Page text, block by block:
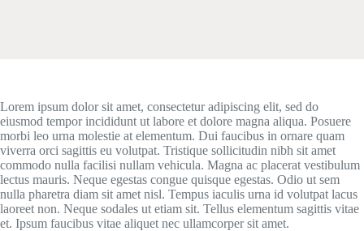
Lorem ipsum dolor sit amet, consectetur adipiscing elit, sed do
eiusmod tempor incididunt ut labore et dolore magna aliqua. Posuere
morbi leo urna molestie at elementum. Dui faucibus in ornare quam
viverra orci sagittis eu volutpat. Tristique sollicitudin nibh sit amet
commodo nulla facilisi nullam vehicula. Magna ac placerat vestibulum
lectus mauris. Neque egestas congue quisque egestas. Odio ut sem
nulla pharetra diam sit amet nisl. Tempus iaculis urna id volutpat lacus
laoreet non. Neque sodales ut etiam sit. Tellus elementum sagittis vitae
et. Ipsum faucibus vitae aliquet nec ullamcorper sit amet.